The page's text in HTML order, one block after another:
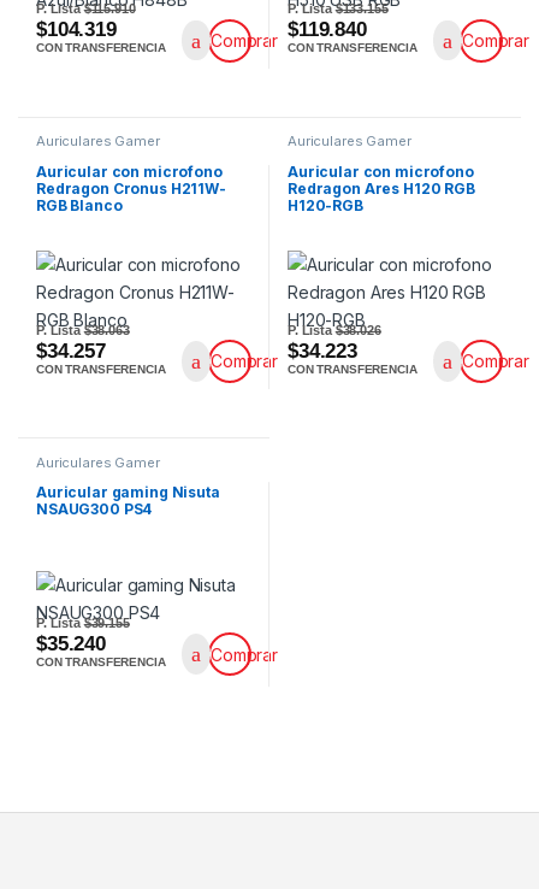
P. Lista$115.910
$104.319
CON TRANSFERENCIA Comprar
P. Lista$133.155
$119.840
CON TRANSFERENCIA Comprar
Auriculares Gamer
Auricular con microfono
Redragon Cronus H211W-
RGB Blanco
P. Lista$38.063
$34.257
CON TRANSFERENCIA Comprar
Auriculares Gamer
Auricular con microfono
Redragon Ares H120 RGB
H120-RGB
P. Lista$38.026
$34.223
CON TRANSFERENCIA Comprar
Auriculares Gamer
Auricular gaming Nisuta
NSAUG300 PS4
P. Lista$39.155
$35.240
CON TRANSFERENCIA Comprar